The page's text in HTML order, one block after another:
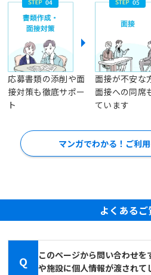
応募書類の添削や面
接対策も徹底サポー
ト
面接が不安な
面接への同席
ています
マンガでわかる！ご利
よくあるご
Q
このページから問い合わせを
や施設に個人情報が渡されて